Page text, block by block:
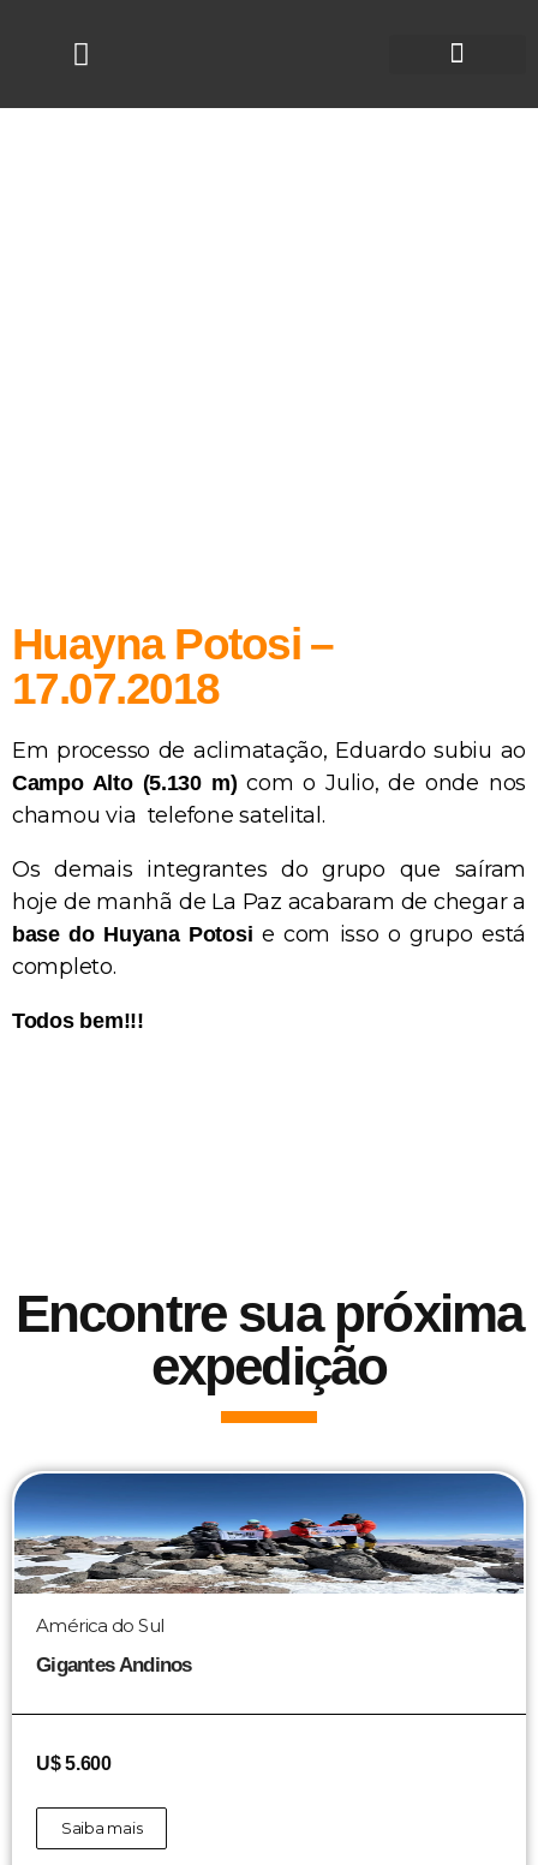
Huayna Potosi –
17.07.2018
Em processo de aclimatação, Eduardo subiu ao
Campo Alto (5.130 m) com o Julio, de onde nos
chamou via telefone satelital.
Os demais integrantes do grupo que saíram
hoje de manhã de La Paz acabaram de chegar a
base do Huyana Potosi e com isso o grupo está
completo.
Todos bem!!!
Encontre sua próxima
expedição
América do Sul
Gigantes Andinos
U$ 5.600
Saiba mais